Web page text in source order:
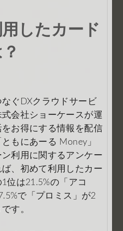
したカード
ぐDXクラウドサービ
会社ショーケースが運
お得にする情報を配信
もにあーる Money」
利用に関するアンケー
ば、初めて利用したカー
1位は21.5%の「アコ
で「プロミス」が2
す。